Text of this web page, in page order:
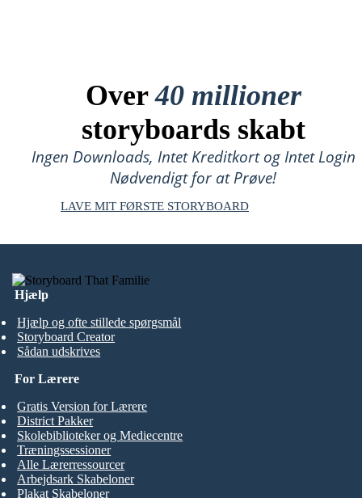
Over40 millioner
storyboards skabt
Ingen Downloads, Intet Kreditkort og Intet Login
Nødvendigt for at Prøve!
LAVE MIT FØRSTE STORYBOARD
Hjælp
Hjælp og ofte stillede spørgsmål
Storyboard Creator
Sådan udskrives
For Lærere
Gratis Version for Lærere
District Pakker
Skolebiblioteker og Mediecentre
Træningssessioner
Alle Lærerressourcer
Arbejdsark Skabeloner
Plakat Skabeloner